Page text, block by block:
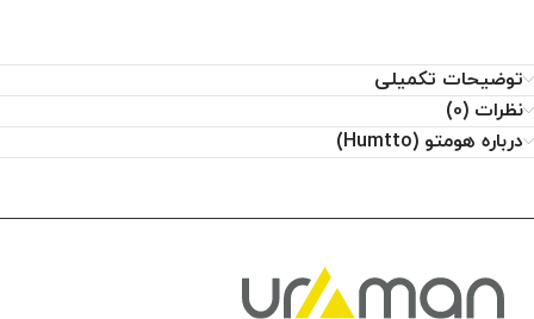
توضیحات تکمیلی
نظرات (0)
درباره هومتو (Humtto)